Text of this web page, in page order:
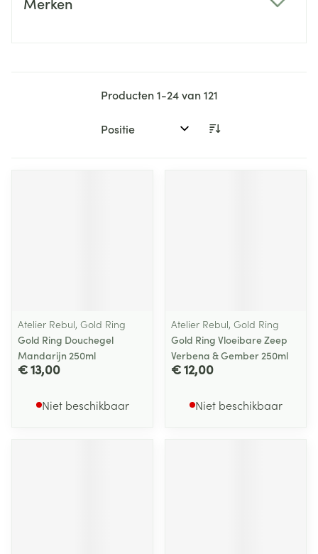
Producten1-24van121
Sorteer op:
Atelier Rebul, Gold Ring
Gold Ring Douchegel
Mandarijn 250ml
€ 13,00
Niet beschikbaar
Atelier Rebul, Gold Ring
Gold Ring Vloeibare Zeep
Verbena & Gember 250ml
€ 12,00
Niet beschikbaar